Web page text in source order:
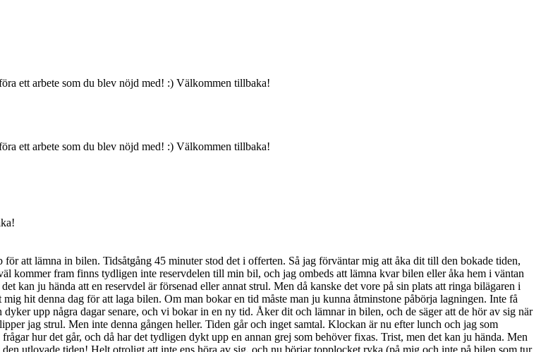
ett arbete som du blev nöjd med! :) Välkommen tillbaka!
ett arbete som du blev nöjd med! :) Välkommen tillbaka!
att lämna in bilen. Tidsåtgång 45 minuter stod det i offerten. Så jag förväntar mig att åka dit till den bokade tiden,
kommer fram finns tydligen inte reservdelen till min bil, och jag ombeds att lämna kvar bilen eller åka hem i väntan
kan ju hända att en reservdel är försenad eller annat strul. Men då kanske det vore på sin plats att ringa bilägaren i
hit denna dag för att laga bilen. Om man bokar en tid måste man ju kunna åtminstone påbörja lagningen. Inte få
upp några dagar senare, och vi bokar in en ny tid. Åker dit och lämnar in bilen, och de säger att de hör av sig när
jag strul. Men inte denna gången heller. Tiden går och inget samtal. Klockan är nu efter lunch och jag som
hur det går, och då har det tydligen dykt upp en annan grej som behöver fixas. Trist, men det kan ju hända. Men
utlovade tiden! Helt otroligt att inte ens höra av sig, och nu börjar topplocket ryka (på mig och inte på bilen som tur